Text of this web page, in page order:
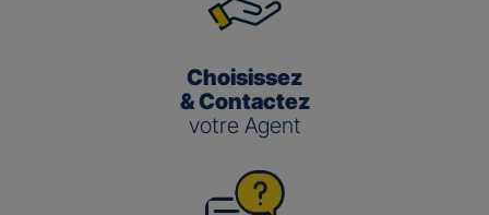
Choisissez
& Contactez
votre Agent